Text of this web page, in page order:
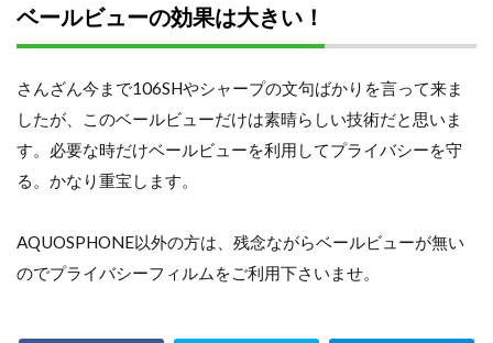
ベールビューの効果は大きい！
さんざん今まで106SHやシャープの文句ばかりを言って来ま
したが、このベールビューだけは素晴らしい技術だと思いま
す。必要な時だけベールビューを利用してプライバシーを守
る。かなり重宝します。
AQUOSPHONE以外の方は、残念ながらベールビューが無い
のでプライバシーフィルムをご利用下さいませ。